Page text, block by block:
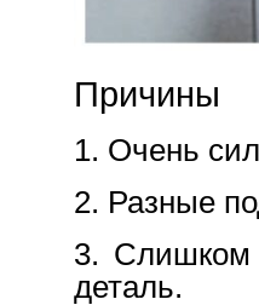
Причины
1. Очень
2. Разные
3. Слишком
деталь.